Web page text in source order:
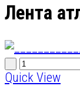
Лента
Quick View